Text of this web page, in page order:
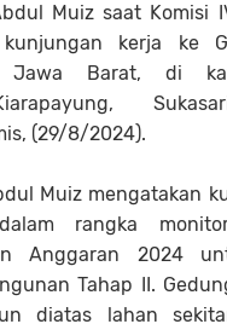
Muiz saat Komisi
kunjungan kerja ke
Jawa Barat, di
(29/8/2024).
Muiz mengatakan
rangka
Anggaran 2024
Tahap II.
diatas lahan